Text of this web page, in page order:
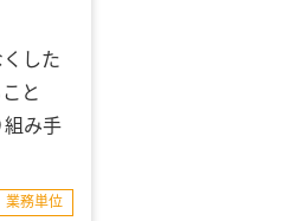
した
と
組み手
業務単位